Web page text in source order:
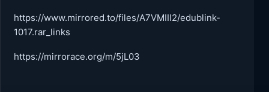
https://www.mirrored.to/files/A7VMIII2/edublink-
1017.rar_links
https://mirrorace.org/m/5jL03